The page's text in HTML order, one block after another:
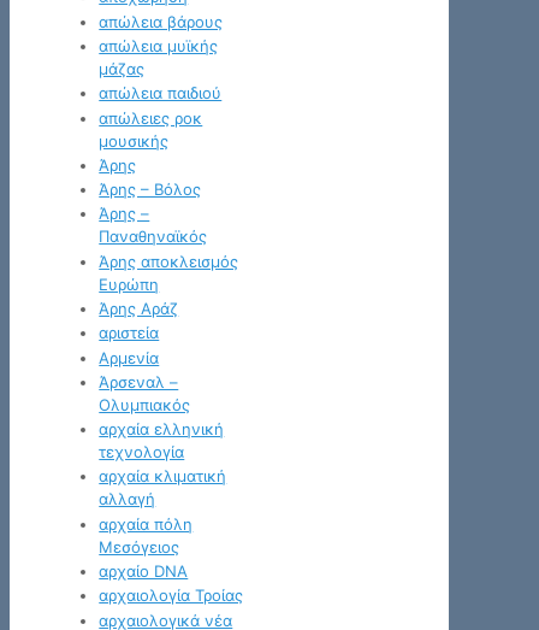
απώλεια βάρους
απώλεια μυϊκής
μάζας
απώλεια παιδιού
απώλειες ροκ
μουσικής
Άρης
Άρης – Βόλος
Άρης –
Παναθηναϊκός
Άρης αποκλεισμός
Ευρώπη
Άρης Αράζ
αριστεία
Αρμενία
Άρσεναλ –
Ολυμπιακός
αρχαία ελληνική
τεχνολογία
αρχαία κλιματική
αλλαγή
αρχαία πόλη
Μεσόγειος
αρχαίο DNA
αρχαιολογία Τροίας
αρχαιολογικά νέα